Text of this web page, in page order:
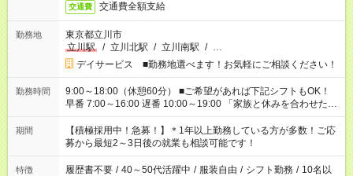
交通費 交通費全額支給
勤務地
東京都立川市
立川駅
/ 立川北駅 / 立川南駅 / …
デイサービス ■勤務地選べます！お気軽にご相談ください！
勤務時間
9:00～18:00（休憩60分） ■ご希望があれば下記シフトもOK！
早番 7:00～16:00 遅番 10:00～19:00 「家族と休みを合わせた
い」 「余裕を持って夕飯の準備がしたい」 「できれば残業はし
たくない」 など、ご希望を教えてくださいね。 ※Wワーク希望
の方へ 今ご覧のお仕事で希望する勤務時間と、もう1つのお仕事
の勤務時間。 合計で週40時間を超える場合は応募できません。
期間
【積極採用中！急募！】＊1年以上勤務している方が多数！ご応
募から最短2～3日後の就業も相談可能です！
特徴 履歴書不要 / 40～50代活躍中 / 服装自由 / シフト勤務 / 10名以